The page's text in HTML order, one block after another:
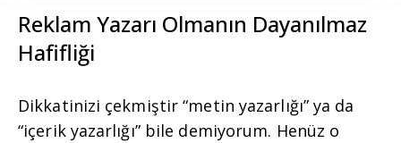
Reklam Yazarı Olmanın Dayanılmaz
Hafifliği
Dikkatinizi çekmiştir “metin yazarlığı” ya da
“içerik yazarlığı” bile demiyorum. Henüz o